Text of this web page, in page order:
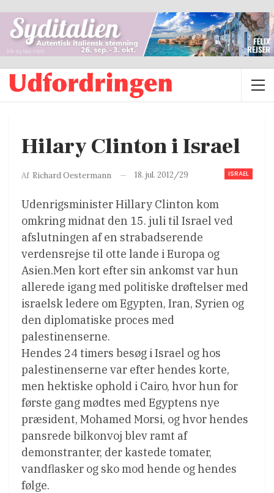
Hilary Clinton i Israel
ISRAEL
Af Richard Oestermann 18. jul. 2012/29
Udenrigsminister Hillary Clinton kom
omkring midnat den 15. juli til Israel ved
afslutningen af en strabadserende
verdensrejse til otte lande i Europa og
Asien.Men kort efter sin ankomst var hun
allerede igang med politiske drøftelser med
israelsk ledere om Egypten, Iran, Syrien og
den diplomatiske proces med
palestinenserne.
Hendes 24 timers besøg i Israel og hos
palestinenserne var efter hendes korte,
men hektiske ophold i Cairo, hvor hun for
første gang mødtes med Egyptens nye
præsident, Mohamed Morsi, og hvor hendes
pansrede bilkonvoj blev ramt af
demonstranter, der kastede tomater,
vandflasker og sko mod hende og hendes
følge.